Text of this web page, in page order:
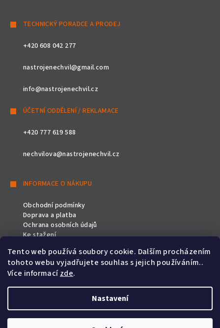
Tento web používá soubory cookie. Dalším procházením
tohoto webu vyjadřujete souhlas s jejich používáním..
Více informacízde.
Nastavení
TECHNICKÝ PORADCE A PRODEJ
+420 608 042 277
nastrojenechvil@gmail.com
info@nastrojenechvil.cz
ÚČETNÍ ODDĚLENÍ / REKLAMACE
+420 777 619 588
nechvilova@nastrojenechvil.cz
INFORMACE O NÁKUPU
Obchodní podmínky
Doprava a platba
Ochrana osobních údajů
Ke stažení
SLEDUJTE NÁS